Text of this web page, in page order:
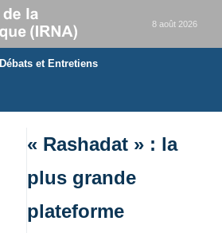
8 août 2026
Débats et Entretiens
« Rashadat » : la
plus grande
plateforme